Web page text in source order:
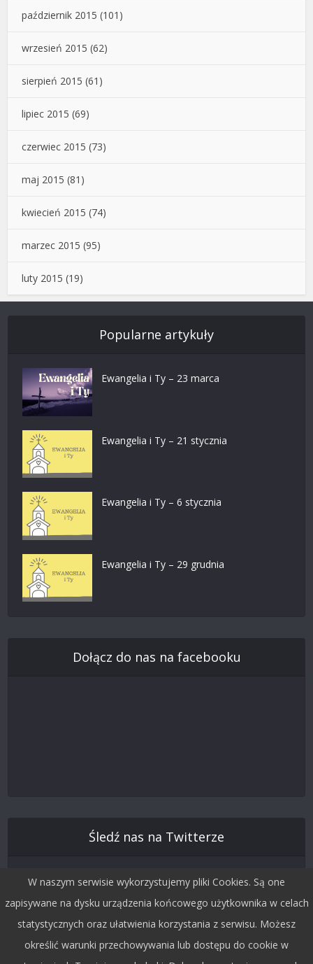
październik 2015 (101)
wrzesień 2015 (62)
sierpień 2015 (61)
lipiec 2015 (69)
czerwiec 2015 (73)
maj 2015 (81)
kwiecień 2015 (74)
marzec 2015 (95)
luty 2015 (19)
Popularne artykuły
Ewangelia i Ty – 23 marca
Ewangelia i Ty – 21 stycznia
Ewangelia i Ty – 6 stycznia
Ewangelia i Ty – 29 grudnia
Dołącz do nas na facebooku
Śledź nas na Twitterze
W naszym serwisie wykorzystujemy pliki Cookies. Są one
zapisywane na dysku urządzenia końcowego użytkownika w celach
statystycznych oraz ułatwienia korzystania z serwisu. Możesz
określić warunki przechowywania lub dostępu do cookie w